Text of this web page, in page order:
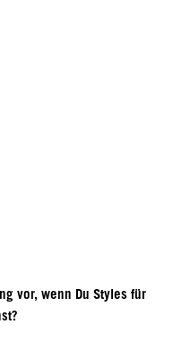
vor, wenn Du Styles für